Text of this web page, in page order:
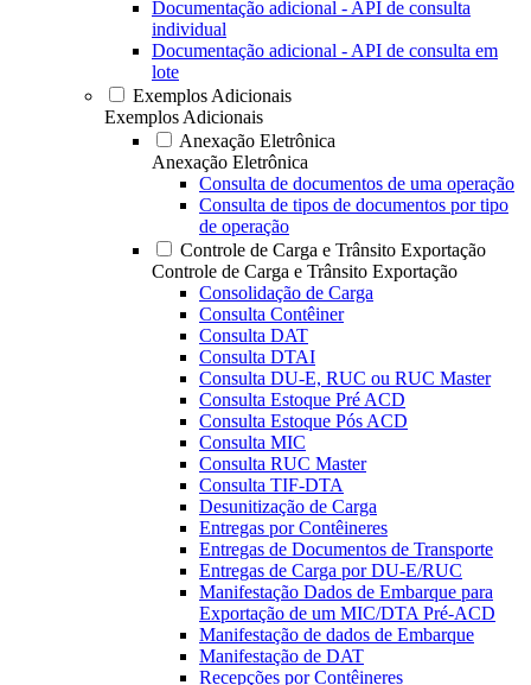
Documentação adicional - API de consulta
individual
Documentação adicional - API de consulta em
lote
Exemplos Adicionais
Exemplos Adicionais
Anexação Eletrônica
Anexação Eletrônica
Consulta de documentos de uma operação
Consulta de tipos de documentos por tipo
de operação
Controle de Carga e Trânsito Exportação
Controle de Carga e Trânsito Exportação
Consolidação de Carga
Consulta Contêiner
Consulta DAT
Consulta DTAI
Consulta DU-E, RUC ou RUC Master
Consulta Estoque Pré ACD
Consulta Estoque Pós ACD
Consulta MIC
Consulta RUC Master
Consulta TIF-DTA
Desunitização de Carga
Entregas por Contêineres
Entregas de Documentos de Transporte
Entregas de Carga por DU-E/RUC
Manifestação Dados de Embarque para
Exportação de um MIC/DTA Pré-ACD
Manifestação de dados de Embarque
Manifestação de DAT
Recepções por Contêineres